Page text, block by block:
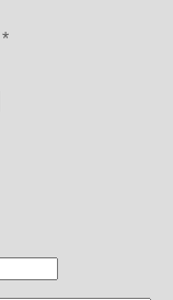
*Obligatorio